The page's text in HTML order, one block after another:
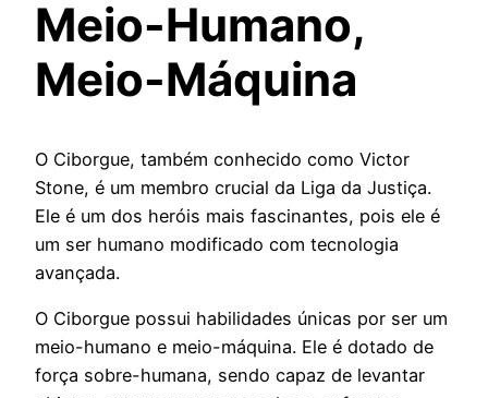
Meio-Humano,
Meio-Máquina
O Ciborgue, também conhecido como Victor
Stone, é um membro crucial da Liga da Justiça.
Ele é um dos heróis mais fascinantes, pois ele é
um ser humano modificado com tecnologia
avançada.
O Ciborgue possui habilidades únicas por ser um
meio-humano e meio-máquina. Ele é dotado de
força sobre-humana, sendo capaz de levantar